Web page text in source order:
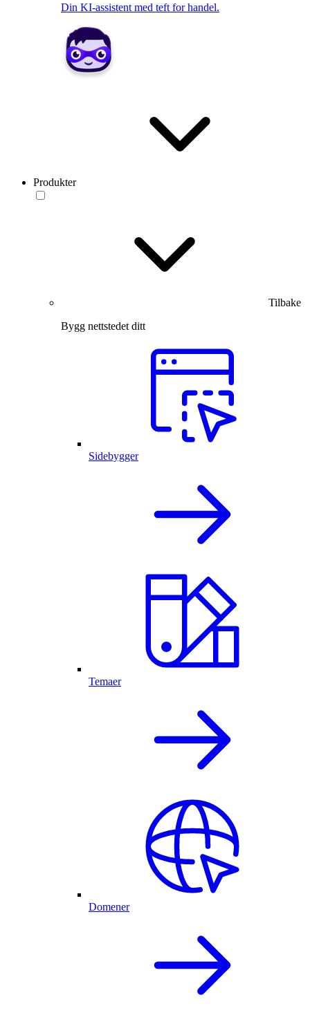
Din KI-assistent med teft for handel.
Produkter
Tilbake
Bygg nettstedet ditt
Sidebygger
Temaer
Domener